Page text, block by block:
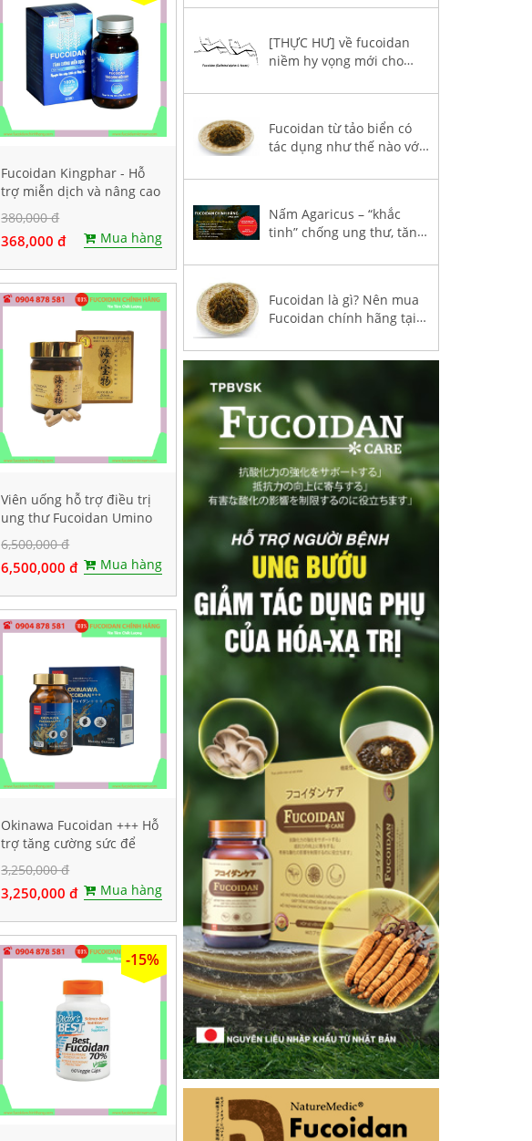
Fucoidan Kingphar - Hỗ
trợ miễn dịch và nâng cao
sức đề kháng, Hộp 40 viên
380,000 đ
368,000 đ Mua hàng
Viên uống hỗ trợ điều trị
ung thư Fucoidan Umino
Takaramono, Hộp 130
viên
6,500,000 đ
6,500,000 đ Mua hàng
Okinawa Fucoidan +++ Hỗ
trợ tăng cường sức để
kháng, Hộp 30 viên
3,250,000 đ
3,250,000 đ Mua hàng
-15%
[THỰC HƯ] về fucoidan
niềm hy vọng mới cho
Fucoidan từ tảo biển có
tác dụng như thế nào với
thư?
Nấm Agaricus – “khắc
tinh” chống ung thư, tăng
Fucoidan 3-Plus
Fucoidan là gì? Nên mua
Fucoidan chính hãng tại